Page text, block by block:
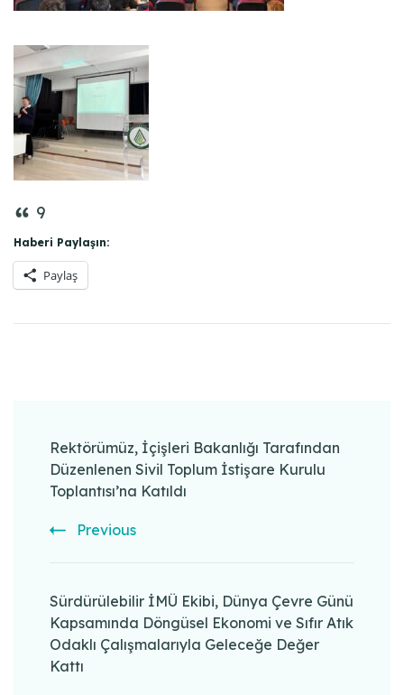
9
Haberi Paylaşın:
Paylaş
Navigation
Rektörümüz, İçişleri Bakanlığı Tarafından
Düzenlenen Sivil Toplum İstişare Kurulu
Toplantısı’na Katıldı
Previous
Sürdürülebilir İMÜ Ekibi, Dünya Çevre Günü
Kapsamında Döngüsel Ekonomi ve Sıfır Atık
Odaklı Çalışmalarıyla Geleceğe Değer
Kattı